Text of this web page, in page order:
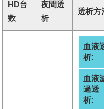
HD台
数
夜間透
析
透析方
血液
析:
血液
過透
析: